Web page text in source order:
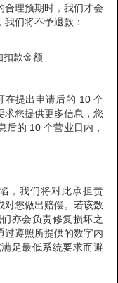
合理预期时，我们才会
们将不予退款：
款金额
在提出申请后的 10 个
求您提供更多信息，您
后的 10 个营业日内，
，我们将对此承担责
对您做出赔偿。若该数
亦会负责修复损坏之
过遵照所提供的数字内
足最低系统要求而避